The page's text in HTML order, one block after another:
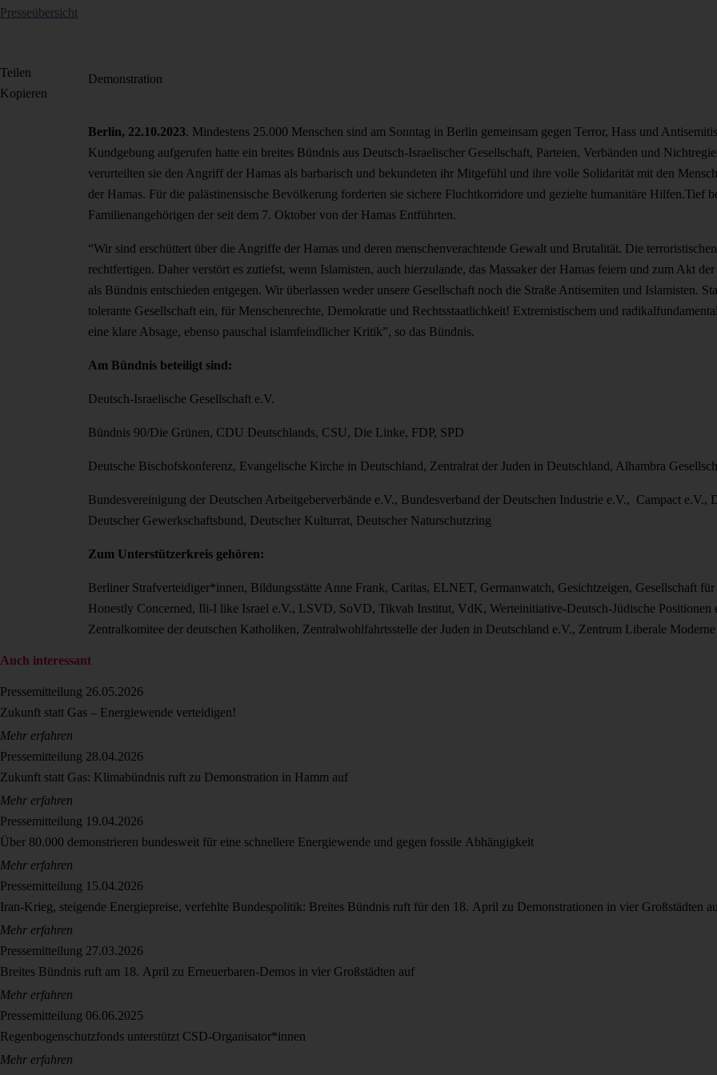
Presseübersicht
Demonstration
Berlin, 22.10.2023. Mindestens 25.000 Menschen sind am Sonntag in Berlin gemeinsam gegen Terror, Hass und
Kundgebung aufgerufen hatte ein breites Bündnis aus Deutsch-Israelischer Gesellschaft, Parteien, Verbänden und
verurteilten sie den Angriff der Hamas als barbarisch und bekundeten ihr Mitgefühl und ihre volle Solidarität mit den
der Hamas. Für die palästinensische Bevölkerung forderten sie sichere Fluchtkorridore und gezielte humanitäre Hilfen.Tief
Familienangehörigen der seit dem 7. Oktober von der Hamas Entführten.
“Wir sind erschüttert über die Angriffe der Hamas und deren menschenverachtende Gewalt und Brutalität. Die
rechtfertigen. Daher verstört es zutiefst, wenn Islamisten, auch hierzulande, das Massaker der Hamas feiern und zum Akt
als Bündnis entschieden entgegen. Wir überlassen weder unsere Gesellschaft noch die Straße Antisemiten und Islamisten.
tolerante Gesellschaft ein, für Menschenrechte, Demokratie und Rechtsstaatlichkeit! Extremistischem und
eine klare Absage, ebenso pauschal islamfeindlicher Kritik”, so das Bündnis.
Am Bündnis beteiligt sind:
Deutsch-Israelische Gesellschaft e.V.
Bündnis 90/Die Grünen, CDU Deutschlands, CSU, Die Linke, FDP, SPD
Deutsche Bischofskonferenz, Evangelische Kirche in Deutschland, Zentralrat der Juden in Deutschland, Alhambra
Bundesvereinigung der Deutschen Arbeitgeberverbände e.V., Bundesverband der Deutschen Industrie e.V., Campact e.V.,
Deutscher Gewerkschaftsbund, Deutscher Kulturrat, Deutscher Naturschutzring
Zum Unterstützerkreis gehören:
Berliner Strafverteidiger*innen, Bildungsstätte Anne Frank, Caritas, ELNET, Germanwatch, Gesichtzeigen, Gesellschaft
Honestly Concerned, Ili-I like Israel e.V., LSVD, SoVD, Tikvah Institut, VdK, Werteinitiative-Deutsch-Jüdische Positionen
Zentralkomitee der deutschen Katholiken, Zentralwohlfahrtsstelle der Juden in Deutschland e.V., Zentrum Liberale
Teilen
Kopieren
Auch interessant
Pressemitteilung 26.05.2026
Zukunft statt Gas – Energiewende verteidigen!
Mehr erfahren
Pressemitteilung 28.04.2026
Zukunft statt Gas: Klimabündnis ruft zu Demonstration in Hamm auf
Mehr erfahren
Pressemitteilung 19.04.2026
Über 80.000 demonstrieren bundesweit für eine schnellere Energiewende und gegen fossile Abhängigkeit
Mehr erfahren
Pressemitteilung 15.04.2026
Iran-Krieg, steigende Energiepreise, verfehlte Bundespolitik: Breites Bündnis ruft für den 18. April zu Demonstrationen in vier Großstädten
Mehr erfahren
Pressemitteilung 27.03.2026
Breites Bündnis ruft am 18. April zu Erneuerbaren-Demos in vier Großstädten auf
Mehr erfahren
Pressemitteilung 06.06.2025
Regenbogenschutzfonds unterstützt CSD-Organisator*innen
Mehr erfahren